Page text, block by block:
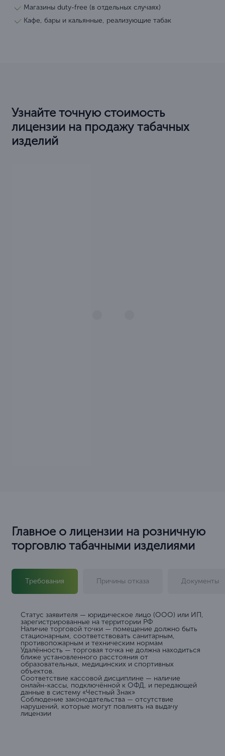
Магазины duty-free (в отдельных случаях)
Кафе, бары и кальянные, реализующие табак
Узнайте точную стоимость
лицензии на продажу табачных
изделий
Главное о лицензии на розничную
торговлю табачными изделиями
Требования Причины отказа Документы
Статус заявителя — юридическое лицо (ООО) или ИП,
зарегистрированные на территории РФ
Наличие торговой точки — помещение должно быть
стационарным, соответствовать санитарным,
противопожарным и техническим нормам
Удалённость — торговая точка не должна находиться
ближе установленного расстояния от
образовательных, медицинских и спортивных
объектов.
Соответствие кассовой дисциплине — наличие
онлайн-кассы, подключённой к ОФД, и передающей
данные в систему «Честный Знак»
Соблюдение законодательства — отсутствие
нарушений, которые могут повлиять на выдачу
лицензии